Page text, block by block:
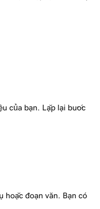
của bạn. Lặp lại bước
hoặc đoạn văn. Bạn có